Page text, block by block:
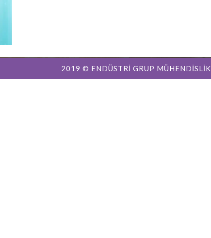
2019 © ENDÜSTRİ GRUP MÜHENDİSLİK